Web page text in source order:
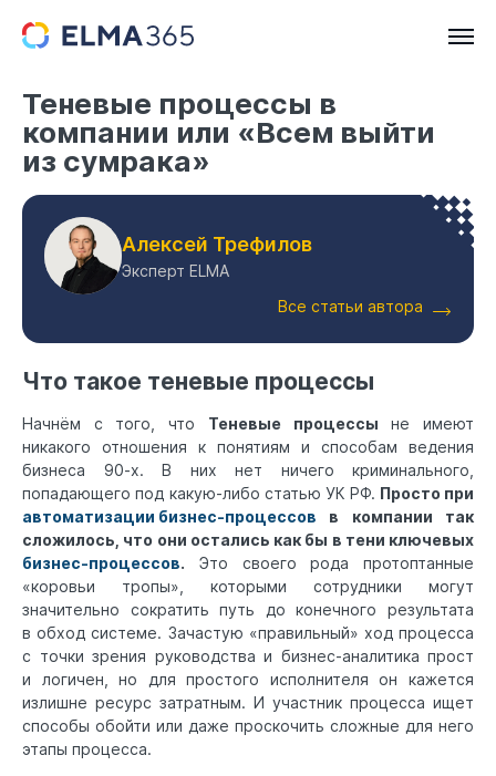
Теневые процессы в
компании или «Всем выйти
из сумрака»
Алексей Трефилов
Эксперт ELMA
Все статьи автора
Что такое теневые процессы
Начнём с того, что Теневые процессы не имеют
никакого отношения к понятиям и способам ведения
бизнеса 90-х. В них нет ничего криминального,
попадающего под какую-либо статью УК РФ. Просто при
автоматизации бизнес-процессов в компании так
сложилось, что они остались как бы в тени ключевых
бизнес-процессов. Это своего рода протоптанные
«коровьи тропы», которыми сотрудники могут
значительно сократить путь до конечного результата
в обход системе. Зачастую «правильный» ход процесса
с точки зрения руководства и бизнес-аналитика прост
и логичен, но для простого исполнителя он кажется
излишне ресурс затратным. И участник процесса ищет
способы обойти или даже проскочить сложные для него
этапы процесса.